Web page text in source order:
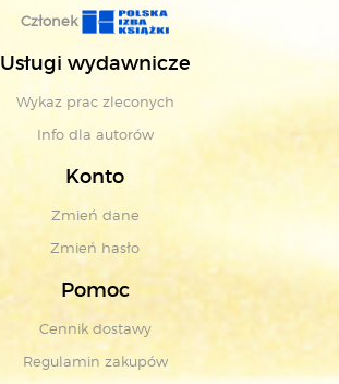
Członek
Usługi wydawnicze
Wykaz prac zleconych
Info dla autorów
Konto
Zmień dane
Zmień hasło
Pomoc
Cennik dostawy
Regulamin zakupów